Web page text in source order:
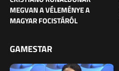
MEGVAN A VÉLEMÉNYE A
MAGYAR FOCISTÁRÓL
GAMESTAR